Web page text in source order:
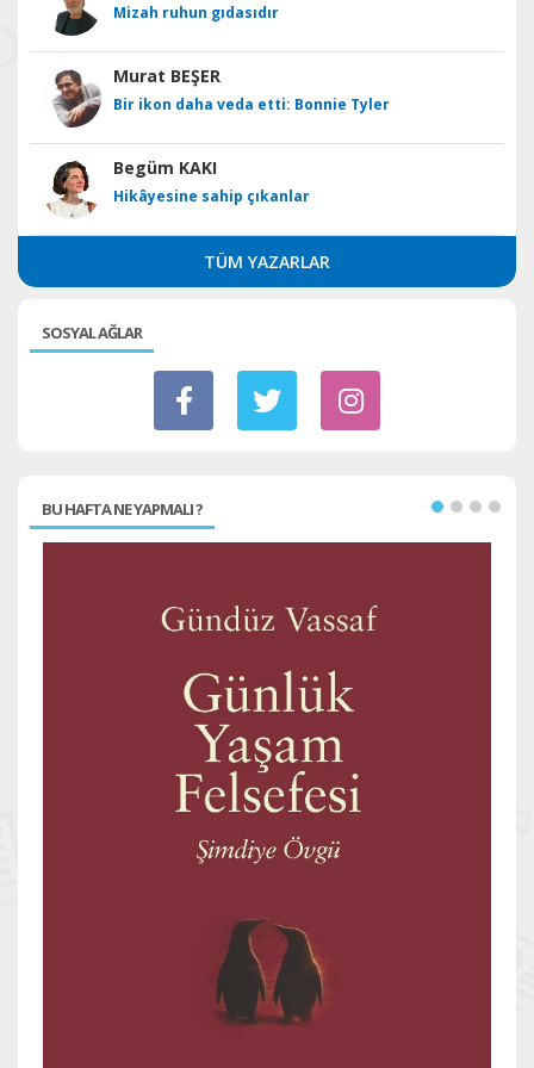
Mizah ruhun gıdasıdır
Murat BEŞER
Bir ikon daha veda etti: Bonnie Tyler
Begüm KAKI
Hikâyesine sahip çıkanlar
TÜM YAZARLAR
SOSYAL AĞLAR
BU HAFTA NE YAPMALI ?